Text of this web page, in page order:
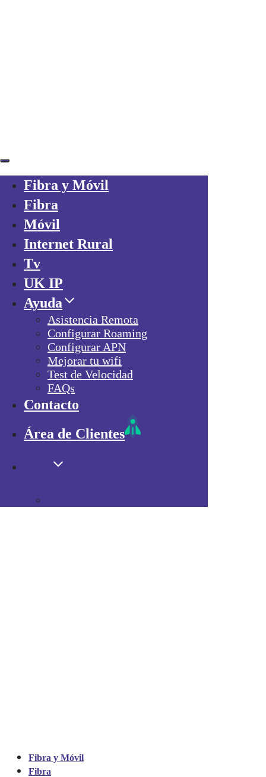
Fibra y Móvil
Fibra
Móvil
Internet Rural
Tv
UK IP
Ayuda
Asistencia Remota
Configurar Roaming
Configurar APN
Mejorar tu wifi
Test de Velocidad
FAQs
Contacto
Área de Clientes
Fibra y Móvil
Fibra